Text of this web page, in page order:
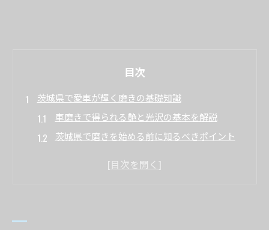
目次
茨城県で愛車が輝く磨きの基礎知識
車磨きで得られる艶と光沢の基本を解説
茨城県で磨きを始める前に知るべきポイント
車磨き専門店の選び方と基礎知識を紹介